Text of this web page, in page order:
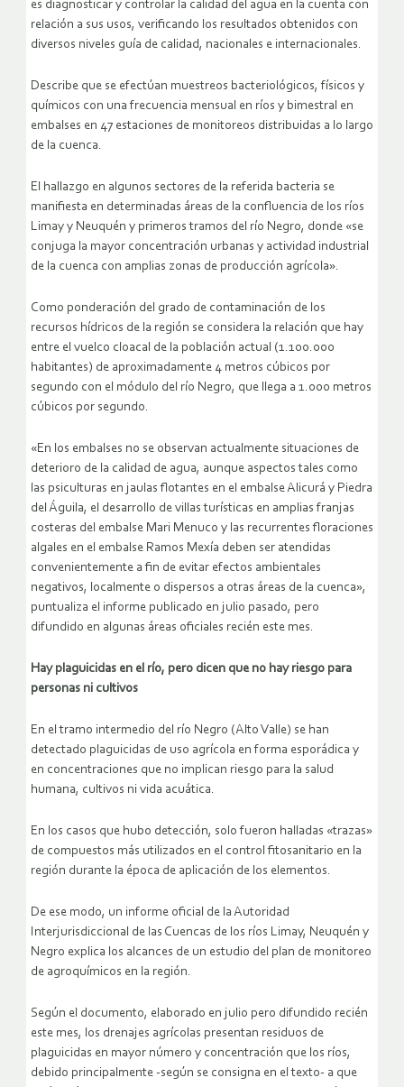
es diagnosticar y controlar la calidad del agua en la cuenta con
relación a sus usos, verificando los resultados obtenidos con
diversos niveles guía de calidad, nacionales e internacionales.
Describe que se efectúan muestreos bacteriológicos, físicos y
químicos con una frecuencia mensual en ríos y bimestral en
embalses en 47 estaciones de monitoreos distribuidas a lo largo
de la cuenca.
El hallazgo en algunos sectores de la referida bacteria se
manifiesta en determinadas áreas de la confluencia de los ríos
Limay y Neuquén y primeros tramos del río Negro, donde «se
conjuga la mayor concentración urbanas y actividad industrial
de la cuenca con amplias zonas de producción agrícola».
Como ponderación del grado de contaminación de los
recursos hídricos de la región se considera la relación que hay
entre el vuelco cloacal de la población actual (1.100.000
habitantes) de aproximadamente 4 metros cúbicos por
segundo con el módulo del río Negro, que llega a 1.000 metros
cúbicos por segundo.
«En los embalses no se observan actualmente situaciones de
deterioro de la calidad de agua, aunque aspectos tales como
las psiculturas en jaulas flotantes en el embalse Alicurá y Piedra
del Águila, el desarrollo de villas turísticas en amplias franjas
costeras del embalse Mari Menuco y las recurrentes floraciones
algales en el embalse Ramos Mexía deben ser atendidas
convenientemente a fin de evitar efectos ambientales
negativos, localmente o dispersos a otras áreas de la cuenca»,
puntualiza el informe publicado en julio pasado, pero
difundido en algunas áreas oficiales recién este mes.
Hay plaguicidas en el río, pero dicen que no hay riesgo para
personas ni cultivos
En el tramo intermedio del río Negro (Alto Valle) se han
detectado plaguicidas de uso agrícola en forma esporádica y
en concentraciones que no implican riesgo para la salud
humana, cultivos ni vida acuática.
En los casos que hubo detección, solo fueron halladas «trazas»
de compuestos más utilizados en el control fitosanitario en la
región durante la época de aplicación de los elementos.
De ese modo, un informe oficial de la Autoridad
Interjurisdiccional de las Cuencas de los ríos Limay, Neuquén y
Negro explica los alcances de un estudio del plan de monitoreo
de agroquímicos en la región.
Según el documento, elaborado en julio pero difundido recién
este mes, los drenajes agrícolas presentan residuos de
plaguicidas en mayor número y concentración que los ríos,
debido principalmente -según se consigna en el texto- a que